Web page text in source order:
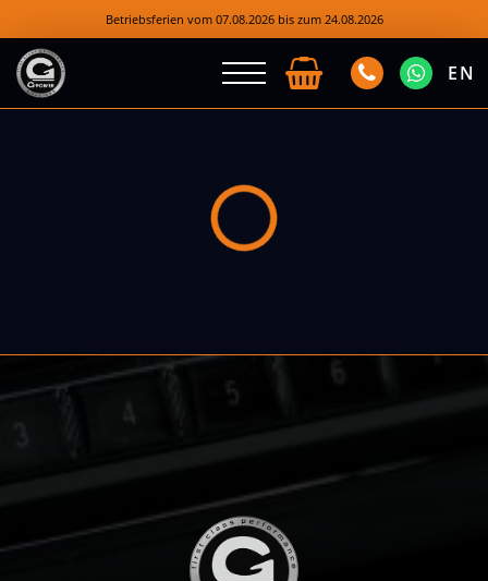
Betriebsferien vom 07.08.2026 bis zum 24.08.2026
EN